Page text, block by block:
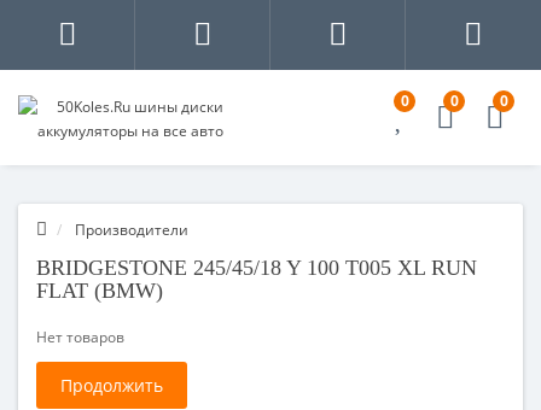
0 0 0
Производители
BRIDGESTONE 245/45/18 Y 100 T005 XL RUN
FLAT (BMW)
Нет товаров
Продолжить